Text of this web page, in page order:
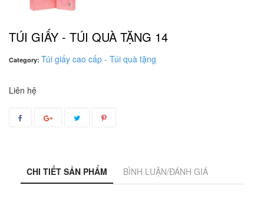
TÚI GIẤY - TÚI QUÀ TẶNG 14
Category: Túi giấy cao cấp - Túi quà tặng
Liên hệ
CHI TIẾT SẢN PHẨM BÌNH LUẬN/ĐÁNH GIÁ